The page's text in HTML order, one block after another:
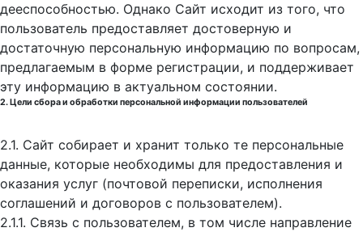
дееспособностью. Однако Сайт исходит из того, что
пользователь предоставляет достоверную и
достаточную персональную информацию по вопросам,
предлагаемым в форме регистрации, и поддерживает
эту информацию в актуальном состоянии.
2. Цели сбора и обработки персональной информации пользователей
2.1. Сайт собирает и хранит только те персональные
данные, которые необходимы для предоставления и
оказания услуг (почтовой переписки, исполнения
соглашений и договоров с пользователем).
2.1.1. Связь с пользователем, в том числе направление